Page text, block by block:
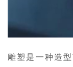
雕塑是一种造